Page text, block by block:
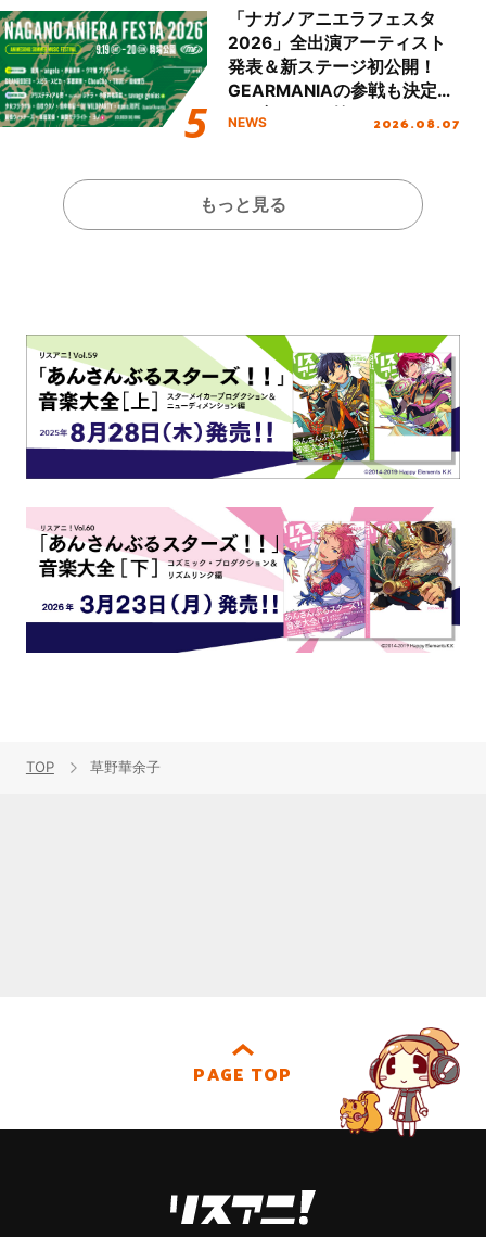
ート!!
「ナガノアニエラフェスタ
2026」全出演アーティスト
発表＆新ステージ初公開！
GEARMANIAの参戦も決定
し、初となる第3ステージの
NEWS 2026.08.07
もっと見る
TOP 草野華余子
PAGE TOP